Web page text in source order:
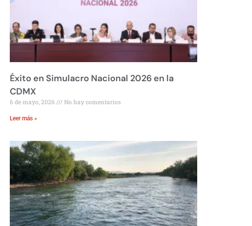
Éxito en Simulacro Nacional 2026 en la
CDMX
6 de mayo, 2026 No hay comentarios
Leer más »